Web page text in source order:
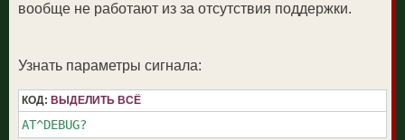
вообще не работают из за отсутствия поддержки.
Узнать параметры сигнала:
КОД: ВЫДЕЛИТЬ ВСЁ
AT^DEBUG?